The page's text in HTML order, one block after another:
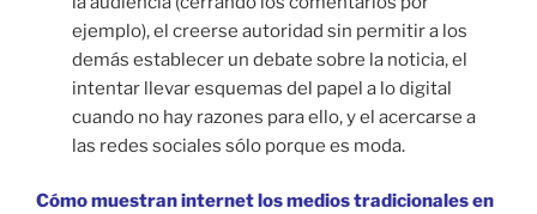
ejemplo), el creerse autoridad sin permitir a los
demás establecer un debate sobre la noticia, el
intentar llevar esquemas del papel a lo digital
cuando no hay razones para ello, y el acercarse a
las redes sociales sólo porque es moda.
Cómo muestran internet los medios tradicionales en